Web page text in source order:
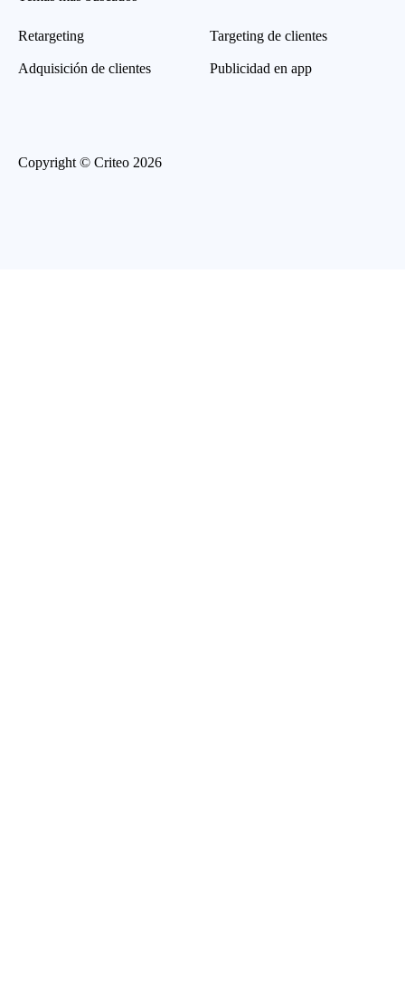
Retargeting
Adquisición de clientes
Targeting de clientes
Publicidad en app
Copyright © Criteo 2026